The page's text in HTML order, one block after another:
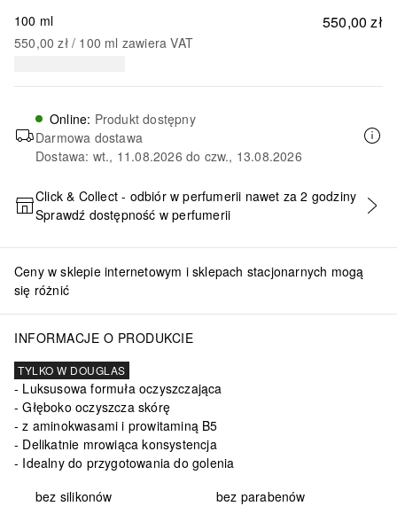
550,00 zł
100 ml
550,00 zł / 100 ml zawiera VAT
Online: Produkt dostępny
Darmowa dostawa
Dostawa: wt., 11.08.2026 do czw., 13.08.2026
DODAJ DO KOSZYKA
Click & Collect - odbiór w perfumerii nawet za 2 godziny
Sprawdź dostępność w perfumerii
Ceny w sklepie internetowym i sklepach stacjonarnych mogą
się różnić
INFORMACJE O PRODUKCIE
TYLKO W DOUGLAS
Luksusowa formuła oczyszczająca
Głęboko oczyszcza skórę
z aminokwasami i prowitaminą B5
Delikatnie mrowiąca konsystencja
Idealny do przygotowania do golenia
bez silikonów
bez parabenów